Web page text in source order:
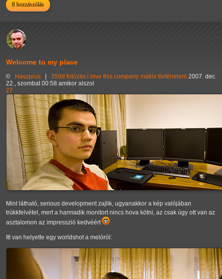
8 hozzászólás
Welcome to my place
© Haszprus | 350d fotózás i love this company mátrix történelem 2007. dec
22., szombat 00:58 amikor alszol
27
Mint látható, serious development zajlik, ugyanakkor a kép valójában
trükkfelvétel, mert a harmadik monitort nincs hova kötni, az csak úgy ott van az
asztalomon az impresszió kedvéért
Itt van helyette egy worldshot a melóról: